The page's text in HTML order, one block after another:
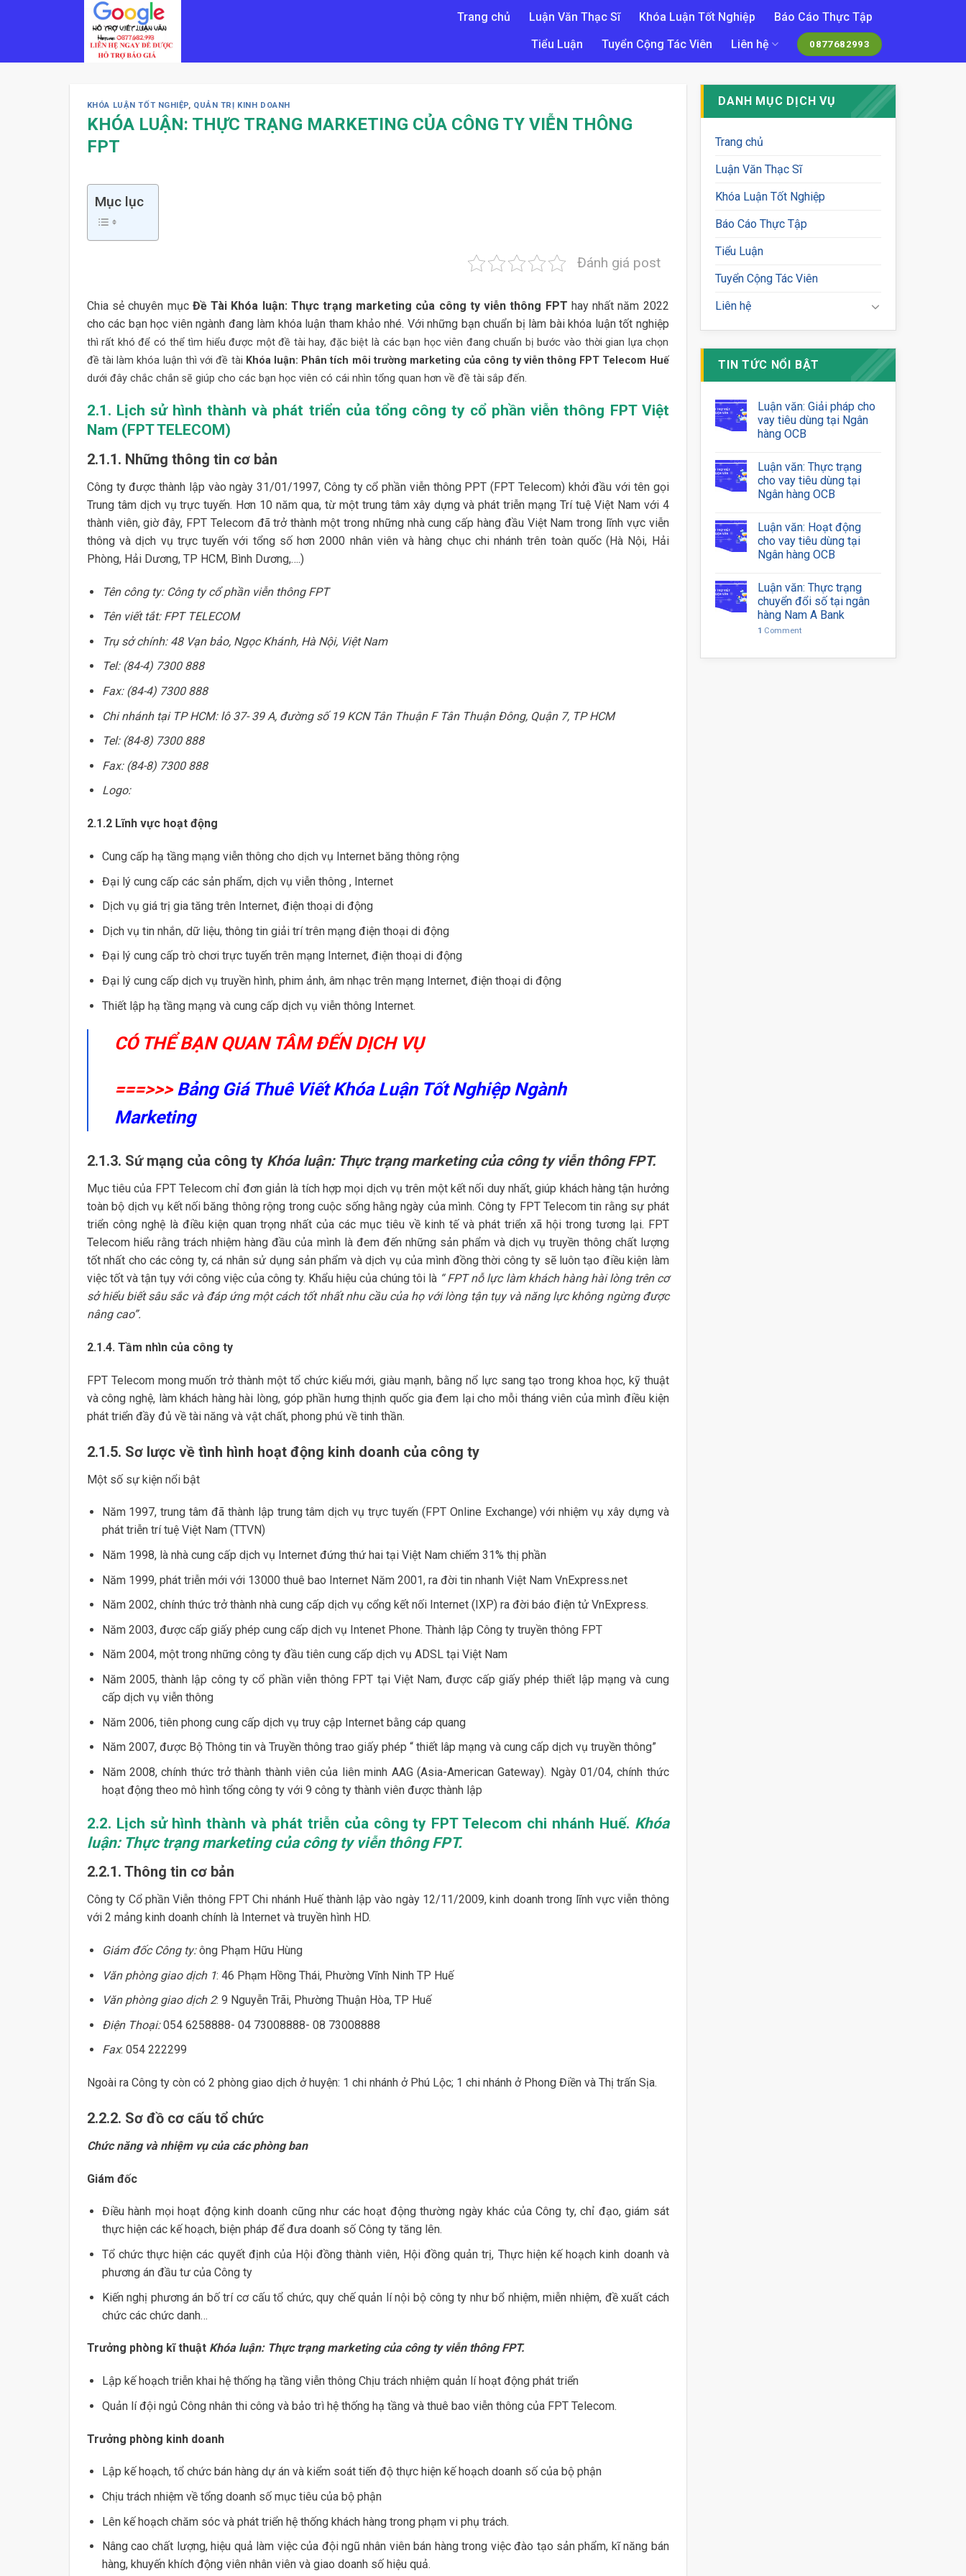
Trang chủ Luận Văn Thạc Sĩ Khóa Luận Tốt Nghiệp
Báo Cáo Thực Tập
Tiểu Luận
Tuyển Cộng Tác Viên Liên hệ 0877682993
KHÓA LUẬN TỐT NGHIỆP, QUẢN TRỊ KINH DOANH
KHÓA LUẬN: THỰC TRẠNG MARKETING CỦA CÔNG TY VIỄN THÔNG
FPT
Mục lục
Đánh giá post
Chia sẻ chuyên mục Đề Tài Khóa luận: Thực trạng marketing của công ty viễn thông FPT hay nhất năm 2022
cho các bạn học viên ngành đang làm khóa luận tham khảo nhé. Với những bạn chuẩn bị làm bài khóa luận tốt nghiệp
thì rất khó để có thể tìm hiểu được một đề tài hay, đặc biệt là các bạn học viên đang chuẩn bị bước vào thời gian lựa chọn
đề tài làm khóa luận thì với đề tài Khóa luận: Phân tích môi trường marketing của công ty viễn thông FPT Telecom Huế
dưới đây chắc chắn sẽ giúp cho các bạn học viên có cái nhìn tổng quan hơn về đề tài sắp đến.
2.1. Lịch sử hình thành và phát triển của tổng công ty cổ phần viễn thông FPT Việt
Nam (FPT TELECOM)
2.1.1. Những thông tin cơ bản
Công ty được thành lập vào ngày 31/01/1997, Công ty cổ phần viễn thông PPT (FPT Telecom) khởi đầu với tên gọi
Trung tâm dịch vụ trực tuyến. Hơn 10 năm qua, từ một trung tâm xây dựng và phát triễn mạng Trí tuệ Việt Nam với 4
thành viên, giờ đây, FPT Telecom đã trở thành một trong những nhà cung cấp hàng đầu Việt Nam trong lĩnh vực viễn
thông và dịch vụ trực tuyến với tổng số hơn 2000 nhân viên và hàng chục chi nhánh trên toàn quốc (Hà Nội, Hải
Phòng, Hải Dương, TP HCM, Bình Dương,….)
Tên công ty: Công ty cổ phần viễn thông FPT
Tên viết tắt: FPT TELECOM
Trụ sở chính: 48 Vạn bảo, Ngọc Khánh, Hà Nội, Việt Nam
Tel: (84-4) 7300 888
Fax: (84-4) 7300 888
Chi nhánh tại TP HCM: lô 37- 39 A, đường số 19 KCN Tân Thuận F Tân Thuận Đông, Quận 7, TP HCM
Tel: (84-8) 7300 888
Fax: (84-8) 7300 888
Logo:
2.1.2 Lĩnh vực hoạt động
Cung cấp hạ tầng mạng viễn thông cho dịch vụ Internet băng thông rộng
Đại lý cung cấp các sản phẩm, dịch vụ viễn thông , Internet
Dịch vụ giá trị gia tăng trên Internet, điện thoại di động
Dịch vụ tin nhắn, dữ liệu, thông tin giải trí trên mạng điện thoại di động
Đại lý cung cấp trò chơi trực tuyến trên mạng Internet, điện thoại di động
Đại lý cung cấp dịch vụ truyền hình, phim ảnh, âm nhạc trên mạng Internet, điện thoại di động
Thiết lập hạ tầng mạng và cung cấp dịch vụ viễn thông Internet.
CÓ THỂ BẠN QUAN TÂM ĐẾN DỊCH VỤ
===>>>Bảng Giá Thuê Viết Khóa Luận Tốt Nghiệp Ngành
Marketing
2.1.3. Sứ mạng của công ty Khóa luận: Thực trạng marketing của công ty viễn thông FPT.
Mục tiêu của FPT Telecom chỉ đơn giản là tích hợp mọi dịch vụ trên một kết nối duy nhất, giúp khách hàng tận hưởng
toàn bộ dịch vụ kết nối băng thông rộng trong cuộc sống hằng ngày của mình. Công ty FPT Telecom tin rằng sự phát
triển công nghệ là điều kiện quan trọng nhất của các mục tiêu về kinh tế và phát triển xã hội trong tương lại. FPT
Telecom hiểu rằng trách nhiệm hàng đầu của mình là đem đến những sản phẩm và dịch vụ truyền thông chất lượng
tốt nhất cho các công ty, cá nhân sử dụng sản phẩm và dịch vụ của mình đồng thời công ty sẽ luôn tạo điều kiện làm
việc tốt và tận tụy với công việc của công ty. Khẩu hiệu của chúng tôi là “ FPT nỗ lực làm khách hàng hài lòng trên cơ
sở hiểu biết sâu sắc và đáp ứng một cách tốt nhất nhu cầu của họ với lòng tận tụy và năng lực không ngừng được
nâng cao”.
2.1.4. Tầm nhìn của công ty
FPT Telecom mong muốn trở thành một tổ chức kiểu mới, giàu mạnh, bằng nổ lực sang tạo trong khoa học, kỹ thuật
và công nghệ, làm khách hàng hài lòng, góp phần hưng thịnh quốc gia đem lại cho mỗi tháng viên của mình điều kiện
phát triển đầy đủ về tài năng và vật chất, phong phú về tinh thần.
2.1.5. Sơ lược về tình hình hoạt động kinh doanh của công ty
Một số sự kiện nổi bật
Năm 1997, trung tâm đã thành lập trung tâm dịch vụ trực tuyến (FPT Online Exchange) với nhiệm vụ xây dựng và
phát triễn trí tuệ Việt Nam (TTVN)
Năm 1998, là nhà cung cấp dịch vụ Internet đứng thứ hai tại Việt Nam chiếm 31% thị phần
Năm 1999, phát triễn mới với 13000 thuê bao Internet Năm 2001, ra đời tin nhanh Việt Nam VnExpress.net
Năm 2002, chính thức trở thành nhà cung cấp dịch vụ cổng kết nối Internet (IXP) ra đời báo điện tử VnExpress.
Năm 2003, được cấp giấy phép cung cấp dịch vụ Intenet Phone. Thành lập Công ty truyền thông FPT
Năm 2004, một trong những công ty đầu tiên cung cấp dịch vụ ADSL tại Việt Nam
Năm 2005, thành lập công ty cổ phần viễn thông FPT tại Việt Nam, được cấp giấy phép thiết lập mạng và cung
cấp dịch vụ viễn thông
Năm 2006, tiên phong cung cấp dịch vụ truy cập Internet bằng cáp quang
Năm 2007, được Bộ Thông tin và Truyền thông trao giấy phép “ thiết lâp mạng và cung cấp dịch vụ truyền thông”
Năm 2008, chính thức trở thành thành viên của liên minh AAG (Asia-American Gateway). Ngày 01/04, chính thức
hoạt động theo mô hình tổng công ty với 9 công ty thành viên được thành lập
2.2. Lịch sử hình thành và phát triễn của công ty FPT Telecom chi nhánh Huế. Khóa
luận: Thực trạng marketing của công ty viễn thông FPT.
2.2.1. Thông tin cơ bản
Công ty Cổ phần Viễn thông FPT Chi nhánh Huế thành lập vào ngày 12/11/2009, kinh doanh trong lĩnh vực viễn thông
với 2 mảng kinh doanh chính là Internet và truyền hình HD.
Giám đốc Công ty:ông Phạm Hữu Hùng
Văn phòng giao dịch 1: 46 Phạm Hồng Thái, Phường Vĩnh Ninh TP Huế
Văn phòng giao dịch 2: 9 Nguyễn Trãi, Phường Thuận Hòa, TP Huế
Điện Thoại:054 6258888- 04 73008888- 08 73008888
Fax: 054 222299
Ngoài ra Công ty còn có 2 phòng giao dịch ở huyện: 1 chi nhánh ở Phú Lộc; 1 chi nhánh ở Phong Điền và Thị trấn Sịa.
2.2.2. Sơ đồ cơ cấu tổ chức
Chức năng và nhiệm vụ của các phòng ban
Giám đốc
Điều hành mọi hoạt động kinh doanh cũng như các hoạt động thường ngày khác của Công ty, chỉ đạo, giám sát
thực hiện các kế hoạch, biện pháp để đưa doanh số Công ty tăng lên.
Tổ chức thực hiện các quyết định của Hội đồng thành viên, Hội đồng quản trị, Thực hiện kế hoạch kinh doanh và
phương án đầu tư của Công ty
Kiến nghị phương án bố trí cơ cấu tổ chức, quy chế quản lí nội bộ công ty như bổ nhiệm, miễn nhiệm, đề xuất cách
chức các chức danh…
Trưởng phòng kĩ thuật Khóa luận: Thực trạng marketing của công ty viễn thông FPT.
Lập kế hoạch triễn khai hệ thống hạ tầng viễn thông Chịu trách nhiệm quản lí hoạt động phát triển
Quản lí đội ngủ Công nhân thi công và bảo trì hệ thống hạ tầng và thuê bao viễn thông của FPT Telecom.
Trưởng phòng kinh doanh
Lập kế hoạch, tổ chức bán hàng dự án và kiểm soát tiến độ thực hiện kế hoạch doanh số của bộ phận
Chịu trách nhiệm về tổng doanh số mục tiêu của bộ phận
Lên kế hoạch chăm sóc và phát triển hệ thống khách hàng trong phạm vi phụ trách.
Nâng cao chất lượng, hiệu quả làm việc của đội ngũ nhân viên bán hàng trong việc đào tạo sản phẩm, kĩ năng bán
hàng, khuyến khích động viên nhân viên và giao doanh số hiệu quả.
DANH MỤC DỊCH VỤ
Trang chủ
Luận Văn Thạc Sĩ
Khóa Luận Tốt Nghiệp
Báo Cáo Thực Tập
Tiểu Luận
Tuyển Cộng Tác Viên
Liên hệ
TIN TỨC NỔI BẬT
Luận văn: Giải pháp cho
vay tiêu dùng tại Ngân
hàng OCB
Luận văn: Thực trạng
cho vay tiêu dùng tại
Ngân hàng OCB
Luận văn: Hoạt động
cho vay tiêu dùng tại
Ngân hàng OCB
Luận văn: Thực trạng
chuyển đổi số tại ngân
hàng Nam A Bank
1 Comment